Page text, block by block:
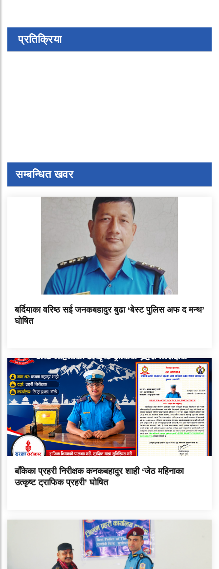
प्रतिक्रिया
सम्बन्धित खवर
बर्दियाका वरिष्ठ सई जनकबहादुर बुढा ‘बेस्ट पुलिस अफ द मन्थ’
घोषित
बाँकेका प्रहरी निरीक्षक कनकबहादुर शाही ‘जेठ महिनाका
उत्कृष्ट ट्राफिक प्रहरी’ घोषित